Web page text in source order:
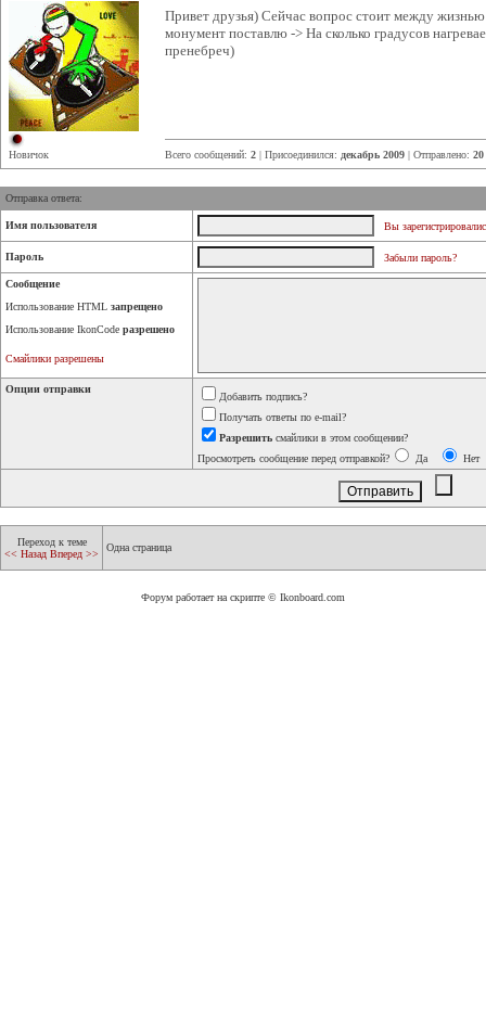
Новичок
Привет друзья) Сейчас вопрос стоит между
монумент поставлю -> На сколько градусов
пренебреч)
Всего сообщений: 2 | Присоединился: декабрь 2009 | Отправлено: 20
Отправка ответа:
Имя пользователя Вы
Пароль Забыли пароль?
Сообщение
Использование HTML запрещено
Использование IkonCode разрешено
Смайлики разрешены
Опции отправки
Добавить подпись?
Получать ответы по e-mail?
Разрешить смайлики в этом сообщении?
Просмотреть сообщение перед отправкой?
Да Нет
Переход к теме
<< Назад Вперед >>
Одна страница
Форум работает на скрипте © Ikonboard.com